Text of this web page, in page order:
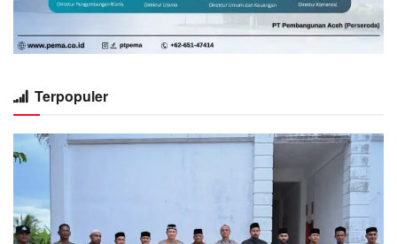
Terpopuler